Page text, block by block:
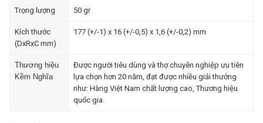
Trọng lượng 50 gr
Kích thước
(DxRxC mm)
177 (+/-1) x 16 (+/-0,5) x 1,6 (+/-0,2) mm
Thương hiệu
Kềm Nghĩa
Được người tiêu dùng và thợ chuyên nghiệp ưu tiên
lựa chọn hơn 20 năm, đạt được nhiều giải thưởng
như: Hàng Việt Nam chất lượng cao, Thương hiệu
quốc gia.